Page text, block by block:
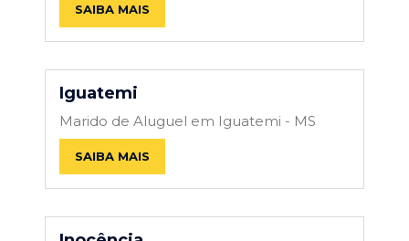
SAIBA MAIS
Iguatemi
Marido de Aluguel em Iguatemi - MS
SAIBA MAIS